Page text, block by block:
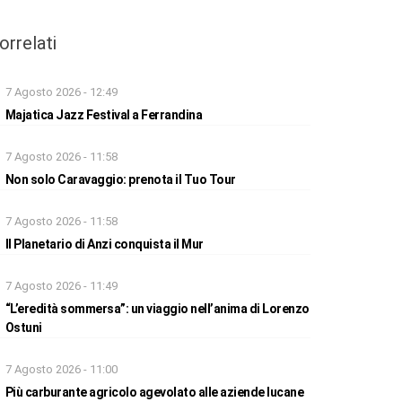
7 Agosto 2026 - 12:49
Majatica Jazz Festival a Ferrandina
7 Agosto 2026 - 11:58
Non solo Caravaggio: prenota il Tuo Tour
7 Agosto 2026 - 11:58
Il Planetario di Anzi conquista il Mur
7 Agosto 2026 - 11:49
“L’eredità sommersa”: un viaggio nell’anima di Lorenzo
Ostuni
7 Agosto 2026 - 11:00
Più carburante agricolo agevolato alle aziende lucane